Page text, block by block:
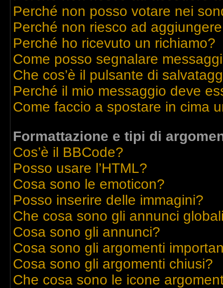
Perché non posso votare nei
Perché non riesco ad
Perché ho ricevuto un richiamo?
Come posso segnalare
Che cos’è il pulsante di
Perché il mio messaggio deve
Come faccio a spostare in cima
Formattazione e tipi di
Cos’è il BBCode?
Posso usare l’HTML?
Cosa sono le emoticon?
Posso inserire delle immagini?
Che cosa sono gli annunci
Cosa sono gli annunci?
Cosa sono gli argomenti
Cosa sono gli argomenti chiusi?
Che cosa sono le icone